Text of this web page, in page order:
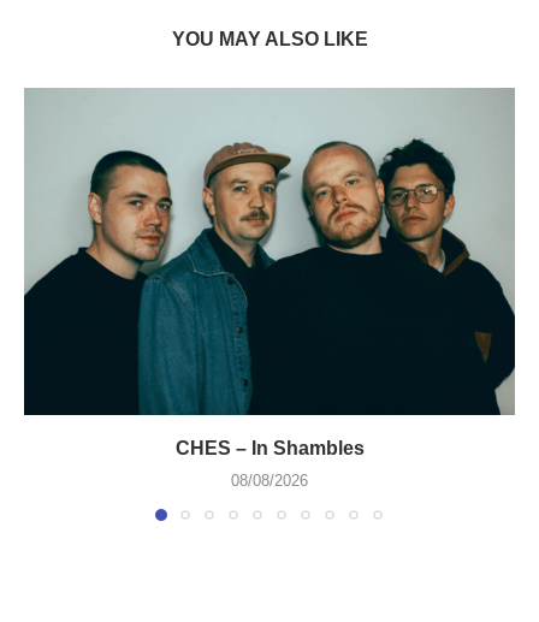
YOU MAY ALSO LIKE
CHES – In Shambles
08/08/2026